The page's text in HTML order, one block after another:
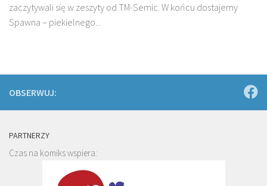
zaczytywali się w zeszyty od TM-Semic. W końcu dostajemy
Spawna – piekielnego...
OBSERWUJ:
PARTNERZY
Czas na komiks wspiera: